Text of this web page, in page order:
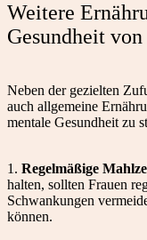
Weitere
Gesundheit
Neben der gezielten
auch allgemeine
mentale Gesundheit zu
1. Regelmäßige
halten, sollten Frauen
Schwankungen
können.